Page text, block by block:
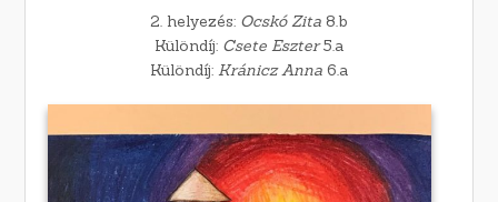
2. helyezés: Ocskó Zita 8.b
Különdíj: Csete Eszter5.a
Különdíj: Kránicz Anna 6.a